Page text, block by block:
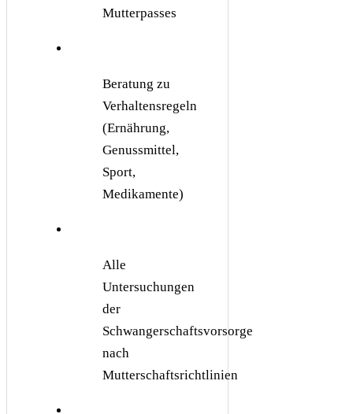
Mutterpasses
Beratung zu
Verhaltensregeln
(Ernährung,
Genussmittel,
Sport,
Medikamente)
Alle
Untersuchungen
der
Schwangerschaftsvorsorge
nach
Mutterschaftsrichtlinien